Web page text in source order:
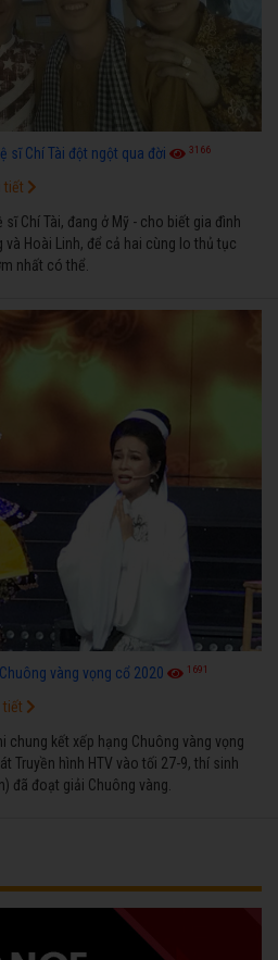
sĩ Chí Tài đột ngột qua đời 3166
sĩ Chí Tài, đang ở Mỹ - cho biết gia đình
Hoài Linh, để cả hai cùng lo thủ tục
nhất có thể.
tiết
vàng vọng cổ 2020 1691
chung kết xếp hạng Chuông vàng vọng
Truyền hình HTV vào tối 27-9, thí sinh
đã đoạt giải Chuông vàng.
tiết